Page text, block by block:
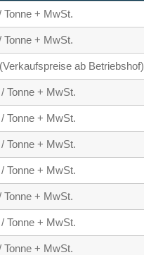
Tonne + MwSt.
Tonne + MwSt.
ab Betriebshof)
Tonne + MwSt.
Tonne + MwSt.
Tonne + MwSt.
Tonne + MwSt.
Tonne + MwSt.
Tonne + MwSt.
Tonne + MwSt.